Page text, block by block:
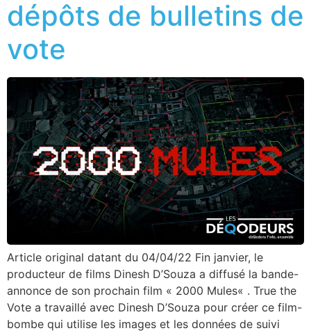
dépôts de bulletins de
vote
Article original datant du 04/04/22 Fin janvier, le
producteur de films Dinesh D’Souza a diffusé la bande-
annonce de son prochain film « 2000 Mules« . True the
Vote a travaillé avec Dinesh D’Souza pour créer ce film-
bombe qui utilise les images et les données de suivi